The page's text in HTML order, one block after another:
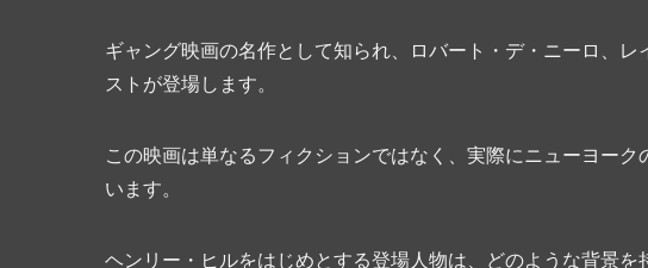
ギャング映画の名作として知られ、ロバート・デ・ニーロ、
ストが登場します。
この映画は単なるフィクションではなく、実際にニューヨー
います。
ヘンリー・ヒルをはじめとする登場人物は、どのような背景を